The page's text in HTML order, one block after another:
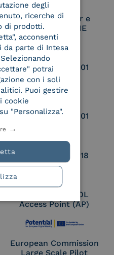
Service Provider e
Aggregatore CIE
UNI EN ISO 37001
UNI EN ISO 27001
UNI EN ISO 27018
Certified PEPPOL
Access Point (AP)
European Commission
Large Scale Pilot
degli
ricerche di
di prodotti.
acconsenti
da parte di Intesa
potrai
con i soli
Puoi gestire
cookie
"Personalizza".